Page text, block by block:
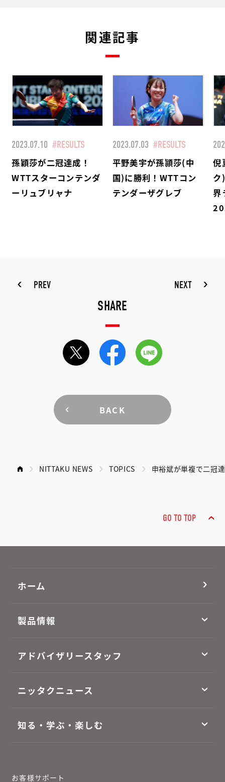
関連記事
2023.07.10 #RESULTS
孫穎莎が二冠達成！
WTTスターコンテンダ
ーリュブリャナ
2023.07.03 #RESULTS
平野美宇が孫頴莎(中
国)に勝利！WTTコン
テンダーザグレブ
倪
ク
界
PREV NEXT
SHARE
BACK
NITTAKU NEWS TOPICS 申裕斌が単複で二冠
GO TO TOP
ホーム
製品情報
アドバイザリースタッフ
ニッタクニュース
知る・学ぶ・楽しむ
お客様サポート